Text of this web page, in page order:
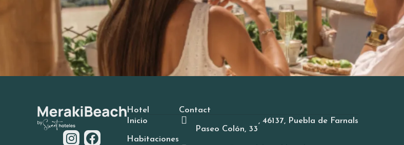
Hotel
Inicio
Habitaciones
Contact
Paseo Colón, 33
, 46137, Puebla de Farnals